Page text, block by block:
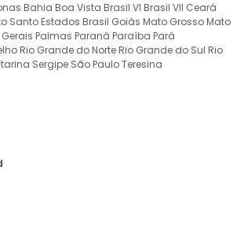
Bahia Boa Vista Brasil VI Brasil VII Ceará
Santo Estados Brasil Goiás Mato Grosso Mato
Palmas Paraná Paraíba Pará
Rio Grande do Norte Rio Grande do Sul Rio
Sergipe São PauloTeresina